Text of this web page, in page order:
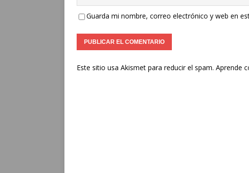
Guarda mi nombre, correo electrónico y web en
Este sitio usa Akismet para reducir el spam. Aprende